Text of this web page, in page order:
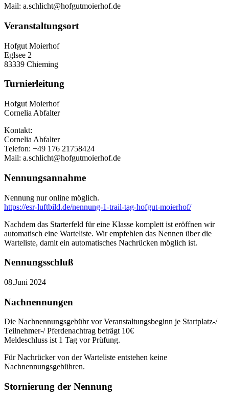
Mail: a.schlicht@hofgutmoierhof.de
Veranstaltungsort
Hofgut Moierhof
Eglsee 2
83339 Chieming
Turnierleitung
Hofgut Moierhof
Cornelia Abfalter
Kontakt:
Cornelia Abfalter
Telefon: +49 176 21758424
Mail: a.schlicht@hofgutmoierhof.de
Nennungsannahme
Nennung nur online möglich.
https://esr-luftbild.de/nennung-1-trail-tag-hofgut-moierhof/
Nachdem das Starterfeld für eine Klasse komplett ist eröffnen wir
automatisch eine Warteliste. Wir empfehlen das Nennen über die
Warteliste, damit ein automatisches Nachrücken möglich ist.
Nennungsschluß
08.Juni 2024
Nachnennungen
Die Nachnennungsgebühr vor Veranstaltungsbeginn je Startplatz-/
Teilnehmer-/ Pferdenachtrag beträgt 10€
Meldeschluss ist 1 Tag vor Prüfung.
Für Nachrücker von der Warteliste entstehen keine
Nachnennungsgebühren.
Stornierung der Nennung